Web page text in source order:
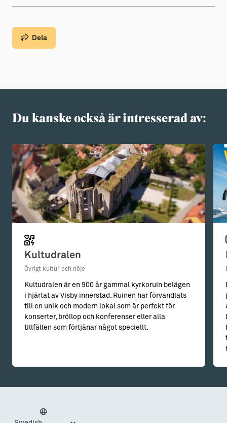
Dela
Du kanske också är intresserad av:
Kultudralen
Övrigt kultur och nöje
Kultudralen är en 900 år gammal kyrkoruin belägen
i hjärtat av Visby innerstad. Ruinen har förvandlats
till en unik och modern lokal som är perfekt för
konserter, bröllop och konferenser eller alla
tillfällen som förtjänar något speciellt.